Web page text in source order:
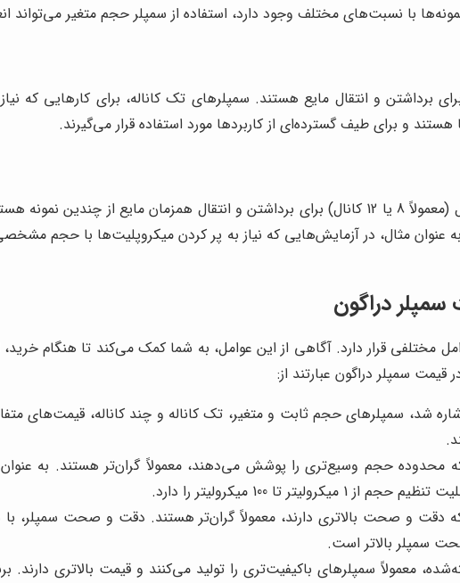
با نسبت‌های مختلف وجود دارد، استفاده از سمپلر حجم متغیر می‌تواند
برداشتن و انتقال مایع هستند. سمپلرهای تک کاناله، برای کارهایی که
هستند و برای طیف گسترده‌ای از کاربردها مورد استفاده قرار می‌گیرند.
این نوع سمپلرها دارای چندین کانال (معمولاً 8 یا 12 کانال) برای برداشتن و انتقال
عنوان مثال، در آزمایش‌هایی که نیاز به پر کردن میکروپلیت‌ها با حجم
سمپلر دراگون
مختلفی قرار دارد. آگاهی از این عوامل، به شما کمک می‌کند تا هنگام خرید،
سمپلر دراگون عبارتند از:
شد، سمپلرهای حجم ثابت و متغیر، تک کاناله و چند کاناله، قیمت‌های
تا 100 میکرولیتر را دارد.
دقت و صحت بالاتری دارند، معمولاً گران‌تر هستند. دقت و صحت
سمپلر بالاتر است.
معمولاً سمپلرهای باکیفیت‌تری را تولید می‌کنند و قیمت بالاتری